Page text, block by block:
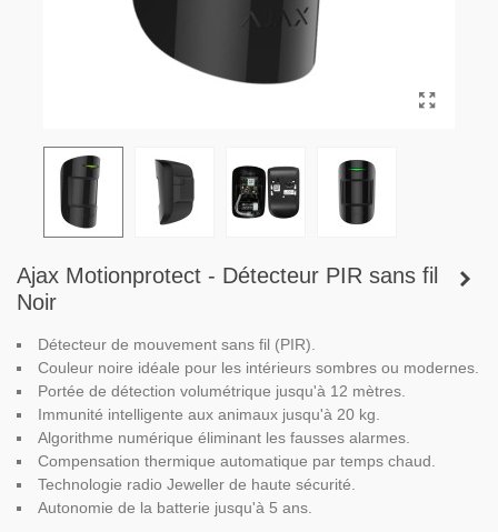
Ajax Motionprotect - Détecteur PIR sans fil
Noir
Détecteur de mouvement sans fil (PIR).
Couleur noire idéale pour les intérieurs sombres ou modernes.
Portée de détection volumétrique jusqu'à 12 mètres.
Immunité intelligente aux animaux jusqu'à 20 kg.
Algorithme numérique éliminant les fausses alarmes.
Compensation thermique automatique par temps chaud.
Technologie radio Jeweller de haute sécurité.
Autonomie de la batterie jusqu'à 5 ans.